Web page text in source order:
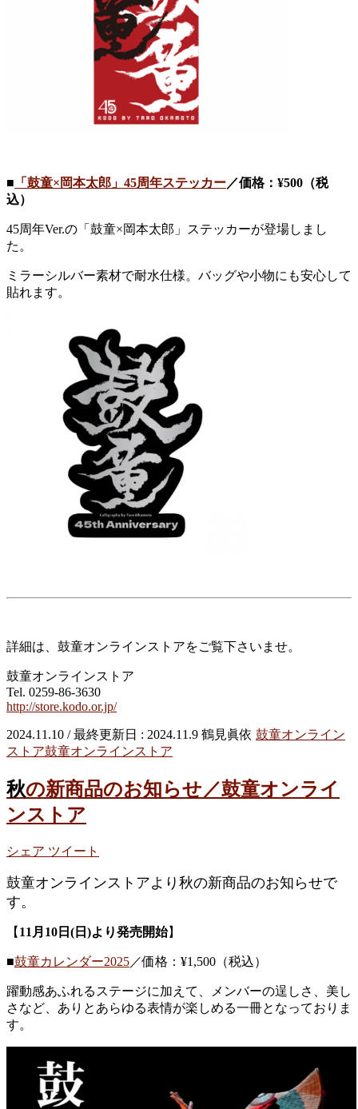
■ 「鼓童×岡本太郎」45周年ステッカー／価格：¥500（税
込）
45周年Ver.の「鼓童×岡本太郎」ステッカーが登場しまし
た。
ミラーシルバー素材で耐水仕様。 バッグや小物にも安心して
貼れます。
詳細は、鼓童オンラインストアをご覧下さいませ。
鼓童オンラインストア
Tel. 0259-86-3630
http://store.kodo.or.jp/
2024.11.10 / 最終更新日 : 2024.11.9 鶴見眞依 鼓童オンライン
ストア鼓童オンラインストア
秋の新商品のお知らせ／鼓童オンライ
ンストア
シェア ツイート
鼓童オンラインストアより秋の新商品のお知らせで
す。
【 11月10日(日)より発売開始】
■鼓童カレンダー2025／価格：¥1,500（税込）
躍動感あふれるステージに加えて、メンバーの逞しさ、美し
さなど、ありとあらゆる表情が楽しめる一冊となっておりま
す。